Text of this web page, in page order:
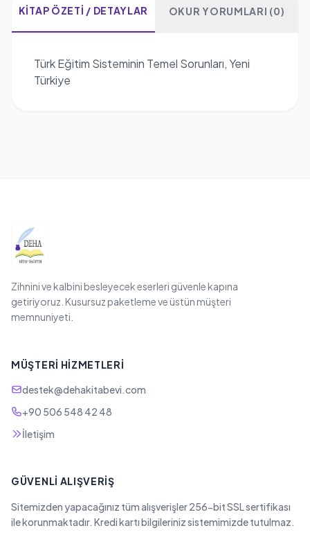
KITAP ÖZETI / DETAYLAR OKUR YORUMLARI (0)
Türk Eğitim Sisteminin Temel Sorunları, Yeni
Türkiye
Zihnini ve kalbini besleyecek eserleri güvenle kapına
getiriyoruz. Kusursuz paketleme ve üstün müşteri
memnuniyeti.
MÜŞTERI HIZMETLERI
destek@dehakitabevi.com
+90 506 548 42 48
İletişim
GÜVENLI ALIŞVERIŞ
Sitemizden yapacağınız tüm alışverişler 256-bit SSL sertifikası
ile korunmaktadır. Kredi kartı bilgileriniz sistemimizde tutulmaz.